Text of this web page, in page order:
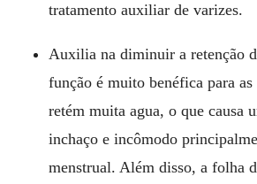
tratamento auxiliar de varizes.
Auxilia na diminuir a retenção
função é muito benéfica para as
retém muita agua, o que causa
inchaço e incômodo
menstrual. Além disso, a folha